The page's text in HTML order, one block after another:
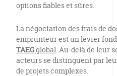
options fiables et sûres.
La négociation des frais de
emprunteur est un levier
TAEGglobal. Au-delà de leur
acteurs se distinguent par
de projets complexes.